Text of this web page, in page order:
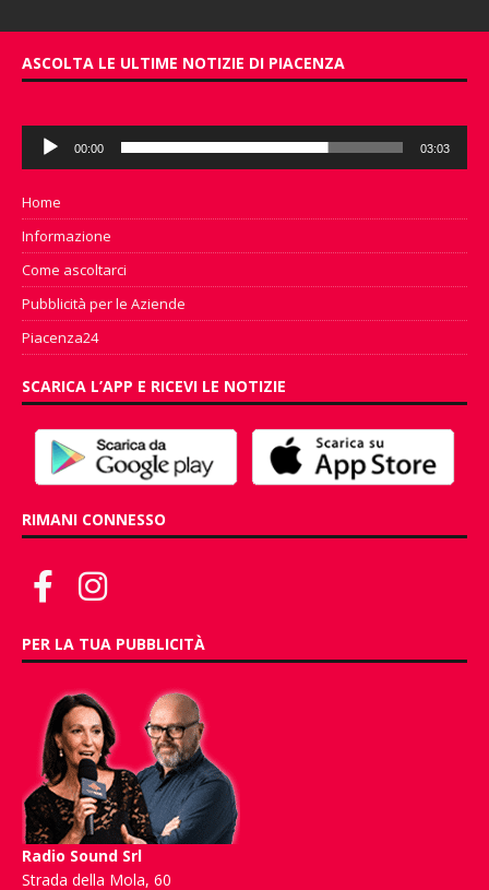
ASCOLTA LE ULTIME NOTIZIE DI PIACENZA
Audio
Player
00:00 03:03
Home
Informazione
Come ascoltarci
Pubblicità per le Aziende
Piacenza24
SCARICA L’APP E RICEVI LE NOTIZIE
RIMANI CONNESSO
PER LA TUA PUBBLICITÀ
Radio Sound Srl
Strada della Mola, 60